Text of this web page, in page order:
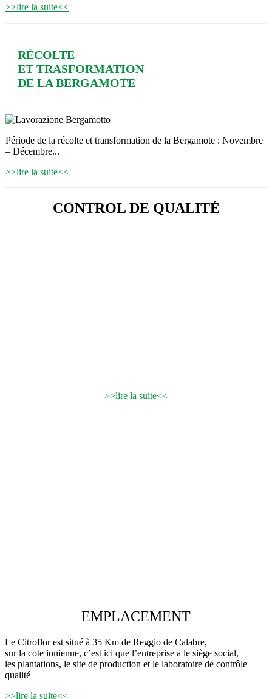
>>lire la suite<<
RÉCOLTE
ET TRASFORMATION
DE LA BERGAMOTE
Période de la récolte et transformation de la Bergamote : Novembre
– Décembre...
>>lire la suite<<
CONTROL DE QUALITÉ
>>lire la suite<<
EMPLACEMENT
Le Citroflor est situé à 35 Km de Reggio de Calabre,
sur la cote ionienne, c’est ici que l’entreprise a le siège social,
les plantations, le site de production et le laboratoire de contrôle
qualité
>>lire la suite<<